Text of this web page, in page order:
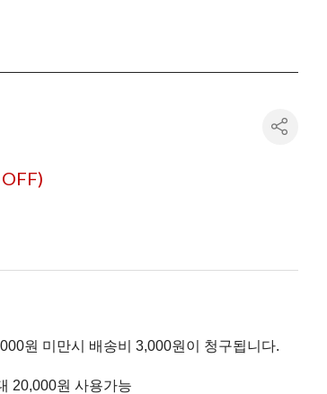
원 미만시 배송비 3,000원이 청구됩니다.
20,000원 사용가능